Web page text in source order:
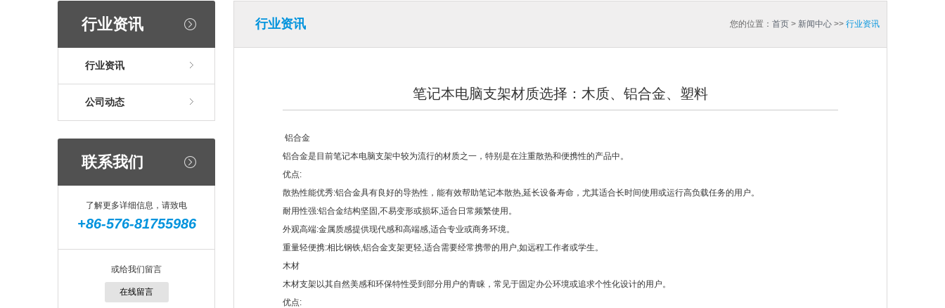
行业资讯
行业资讯
公司动态
联系我们
了解更多详细信息，请致电
+86-576-81755986
或给我们留言
在线留言
行业资讯 您的位置： 首页 > 新闻中心 >> 行业资讯
笔记本电脑支架材质选择：木质、铝合金、塑料
铝合金
铝合金是目前笔记本电脑支架中较为流行的材质之一，特别是在注重散热和便携性的产品中。
优点:
散热性能优秀:铝合金具有良好的导热性，能有效帮助笔记本散热,延长设备寿命，尤其适合长时间使用或运行高负载任务的用户。
耐用性强:铝合金结构坚固,不易变形或损坏,适合日常频繁使用。
外观高端:金属质感提供现代感和高端感,适合专业或商务环境。
重量轻便携:相比钢铁,铝合金支架更轻,适合需要经常携带的用户,如远程工作者或学生。
木材
木材支架以其自然美感和环保特性受到部分用户的青睐，常见于固定办公环境或追求个性化设计的用户。
优点: